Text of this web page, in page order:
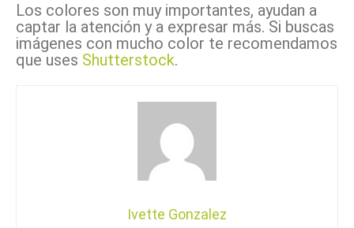
Los colores son muy importantes, ayudan a
captar la atención y a expresar más. Si buscas
imágenes con mucho color te recomendamos
que uses Shutterstock.
Ivette Gonzalez